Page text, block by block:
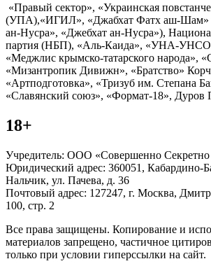
«Правый сектор», «Украинская
(УПА),«ИГИЛ», «Джабхат Фатх аш-Шам»
ан-Нусра», «Джебхат ан-Нусра»),
партия (НБП), «Аль-Каида», «УНА-
«Меджлис крымско-татарского народа»,
«Мизантропик Дивижн», «Братство»
«Артподготовка», «Тризуб им. Степана
«Славянский союз», «Формат-18», Дуров
18+
Учредитель: ООО «Совершенно Секретно
Юридический адрес: 360051, Кабардино-
Нальчик, ул. Пачева, д. 36
Почтовый адрес: 127247, г. Москва,
100, стр. 2
Все права защищены. Копирование и
материалов запрещено, частичное
только при условии гиперссылки на сайт.